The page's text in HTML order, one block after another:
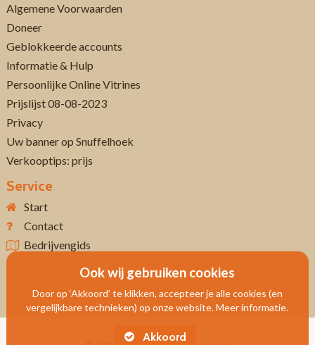
Algemene Voorwaarden
Doneer
Geblokkeerde accounts
Informatie & Hulp
Persoonlijke Online Vitrines
Prijslijst 08-08-2023
Privacy
Uw banner op Snuffelhoek
Verkooptips: prijs
Service
Start
Contact
Bedrijvengids
Ook wij gebruiken cookies
Door op ‘Akkoord’ te klikken, accepteer je alle cookies (en
vergelijkbare technieken) op onze website. Meer informatie.
Akkoord